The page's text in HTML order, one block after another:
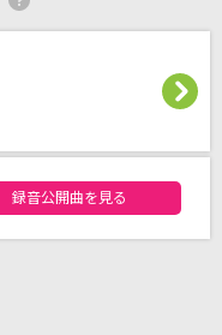
録音公開曲を見る